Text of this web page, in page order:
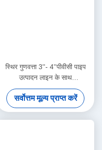
स्थिर गुणवत्ता 3''- 4''पीवीसी पाइप
उत्पादन लाइन के साथ
HYZS65/132 शंकु जुड़वां पेंच
extruder
सर्वोत्तम मूल्य प्राप्त करें